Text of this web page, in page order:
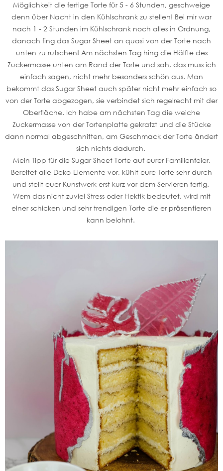
Möglichkeit die fertige Torte für 5 - 6 Stunden, geschweige
denn über Nacht in den Kühlschrank zu stellen! Bei mir war
nach 1 - 2 Stunden im Kühlschrank noch alles in Ordnung,
danach fing das Sugar Sheet an quasi von der Torte nach
unten zu rutschen! Am nächsten Tag hing die Hälfte des
Zuckermasse unten am Rand der Torte und sah, das muss ich
einfach sagen, nicht mehr besonders schön aus. Man
bekommt das Sugar Sheet auch später nicht mehr einfach so
von der Torte abgezogen, sie verbindet sich regelrecht mit der
Oberfläche. Ich habe am nächsten Tag die weiche
Zuckermasse von der Tortenplatte gekratzt und die Stücke
dann normal abgeschnitten, am Geschmack der Torte ändert
sich nichts dadurch.
Mein Tipp für die Sugar Sheet Torte auf eurer Familienfeier.
Bereitet alle Deko-Elemente vor, kühlt eure Torte sehr durch
und stellt euer Kunstwerk erst kurz vor dem Servieren fertig.
Wem das nicht zuviel Stress oder Hektik bedeutet, wird mit
einer schicken und sehr trendigen Torte die er präsentieren
kann belohnt.